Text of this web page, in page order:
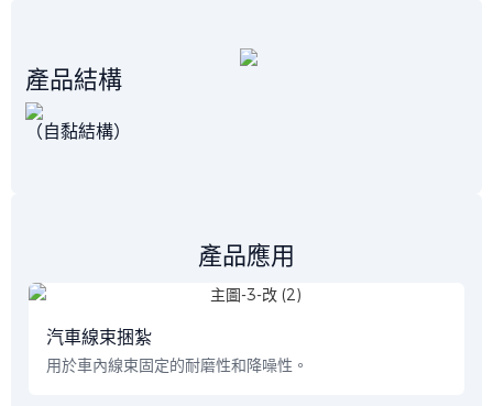
產品結構
（自黏結構）
產品應用
汽車線束捆紮
用於車內線束固定的耐磨性和降噪性。